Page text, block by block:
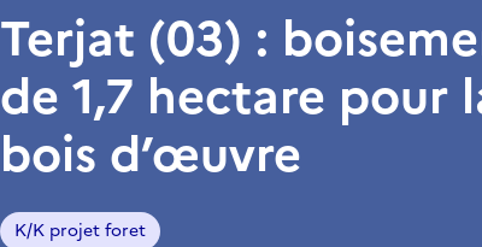
Terjat (03) :
de 1,7 hectare pour
bois d’œuvre
K/K projet foret